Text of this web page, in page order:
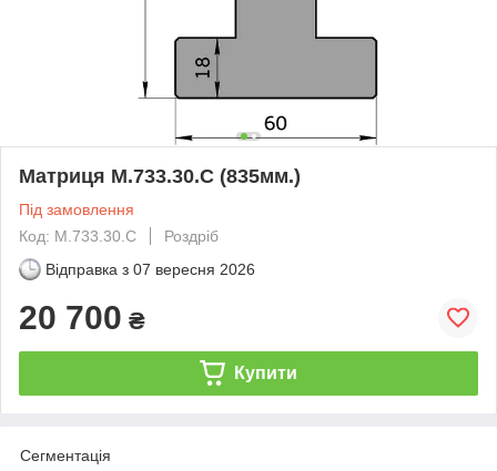
Матриця M.733.30.C (835мм.)
Під замовлення
Код: M.733.30.C
Роздріб
Відправка з 07 вересня 2026
20 700 ₴
Купити
Сегментація